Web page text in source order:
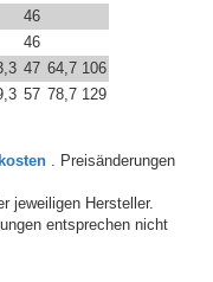
46
46
47 64,7 106
57 78,7 129
. Preisänderungen
jeweiligen Hersteller.
entsprechen nicht